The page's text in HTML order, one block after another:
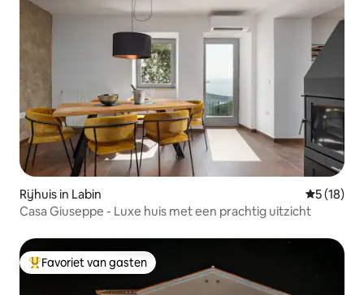
Rijhuis in Labin
5 (18)
Casa Giuseppe - Luxe huis met een prachtig uitzicht
Topfavoriet van gasten
Favoriet van gasten